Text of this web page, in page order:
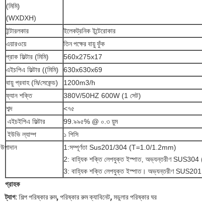
(মিমি)
(WXDXH)
ইন্টারলকার
ইলেকট্রনিক ইন্টেরোকার
এয়ারওয়ে
তিন পক্ষের বায়ু ফুঁক
প্রাক ফিল্টার (মিমি)
560x275x17
এইচপিএ ফিল্টার ((মিমি)
630x630x69
বায়ু প্রবাহ (মি/সেকেন্ড)
1200m3/h
ফ্যান শক্তি
380V/50HZ 600W (1 সেট)
শব্দ
<৭৫
এইচইপিএ ফিল্টার
99.৯৯৫% @ ০.৩ য়ুম
ইউভি ল্যাম্প
১ পিসি
উপাদান
1:সম্পূর্ণতা Sus201/304 (T=1.0/1.2mm)
2: বাহ্যিক শক্তি লেপযুক্ত ইস্পাত, অভ্যন্তরীণ
3: বাহ্যিক শক্তি লেপযুক্ত ইস্পাত। অভ্যন্তরীণ
গ্রাহক
ট্যাগ: শিল্প পরিষ্কার রুম, পরিষ্কার রুম ক্যাবিনেট, মডুলার পরিষ্কার ঘর